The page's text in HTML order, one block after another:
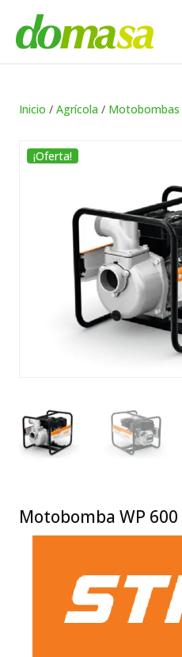
productos
Inicio / Agrícola / Motobombas
¡Oferta!
Motobomba WP 600